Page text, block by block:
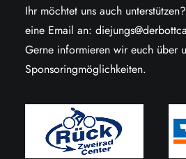
Ihr möchtet uns auch
eine Email an:
Gerne informieren wir euch über
Sponsoringmöglichkeiten.